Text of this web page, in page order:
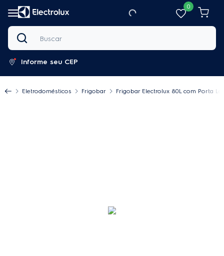
0
Buscar
Informe seu CEP
Eletrodomésticos Frigobar Frigobar Electrolux 80L com Porta